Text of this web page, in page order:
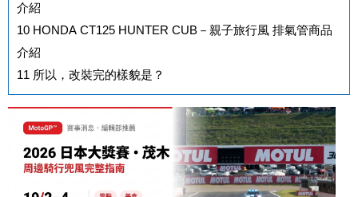
介紹
10 HONDA CT125 HUNTER CUB－親子旅行風 排氣管商品
介紹
11 所以，改裝完的樣貌是？